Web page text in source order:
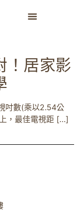
！居家影
吋數(乘以2.54公
，最佳電視距 […]